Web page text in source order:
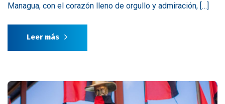
Managua, con el corazón lleno de orgullo y admiración, […]
Leer más